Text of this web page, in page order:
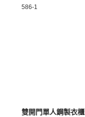
586-1
雙開門單人鋼製衣櫃